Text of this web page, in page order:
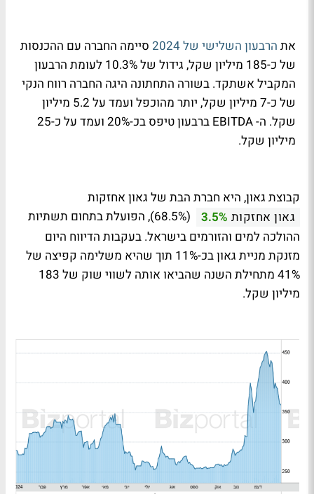
את הרבעון השלישי של 2024
סיימה החברה עם ההכנסות
של כ-185 מיליון שקל, גידול של 10.3% לעומת הרבעון
המקביל אשתקד. בשורה התחתונה היגה החברה רווח הנקי
של כ-7 מיליון שקל, יותר מהוכפל ועמד על 5.2 מיליון
שקל. ה- EBITDA ברבעון טיפס בכ-20% ועמד על כ-25
מיליון שקל.
קבוצת גאון, היא חברת הבת של גאון אחזקות
גאון אחזקות 3.5%
(68.5%), הפועלת בתחום תשתיות
ההולכה למים והזורמים בישראל. בעקבות הדיווח היום
מזנקת מניית גאון בכ-11% תוך שהיא משלימה קפיצה של
41% מתחילת השנה שהביאו אותה לשווי שוק של 183
מיליון שקל.